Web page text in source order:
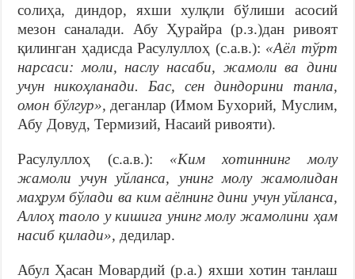
солиҳа, диндор, яхши хулқли бўлиши асосий
мезон саналади. Абу Ҳурайра (р.з.)дан ривоят
қилинган ҳадисда Расулуллоҳ (с.а.в.): «Аёл тўрт
нарсаси: моли, наслу насаби, жамоли ва дини
учун никоҳланади. Бас, сен диндорини танла,
омон бўлгур», деганлар (Имом Бухорий, Муслим,
Абу Довуд, Термизий, Насаий ривояти).
Расулуллоҳ (с.а.в.): «Ким хотиннинг молу
жамоли учун уйланса, унинг молу жамолидан
маҳрум бўлади ва ким аёлнинг дини учун уйланса,
Аллоҳ таоло у кишига унинг молу жамолини ҳам
насиб қилади», дедилар.
Абул Ҳасан Мовардий (р.а.) яхши хотин танлаш